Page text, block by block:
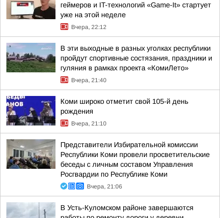
геймеров и IT-технологий «Game-It» стартует
уже на этой неделе
Вчера, 22:12
В эти выходные в разных уголках республики
пройдут спортивные состязания, праздники и
гуляния в рамках проекта «КомиЛето»
Вчера, 21:40
Коми широко отметит свой 105-й день
рождения
Вчера, 21:10
Представители Избирательной комиссии
Республики Коми провели просветительские
беседы с личным составом Управления
Росгвардии по Республике Коми
Вчера, 21:06
В Усть-Куломском районе завершаются